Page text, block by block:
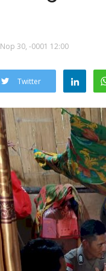
Nop 30, -0001 12:00
Twitter